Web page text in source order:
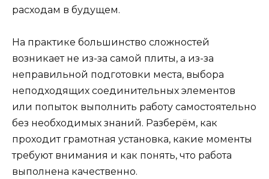
расходам в будущем.
На практике большинство сложностей
возникает не из-за самой плиты, а из-за
неправильной подготовки места, выбора
неподходящих соединительных элементов
или попыток выполнить работу самостоятельно
без необходимых знаний. Разберём, как
проходит грамотная установка, какие моменты
требуют внимания и как понять, что работа
выполнена качественно.